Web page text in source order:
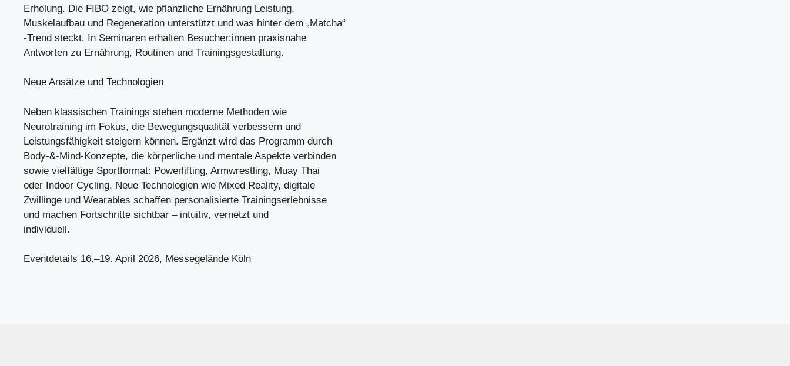
Erholung. Die FIBO zeigt, wie pflanzliche Ernährung Leistung,
Muskelaufbau und Regeneration unterstützt und was hinter dem „Matcha“
-Trend steckt. In Seminaren erhalten Besucher:innen praxisnahe
Antworten zu Ernährung, Routinen und Trainingsgestaltung.
Neue Ansätze und Technologien
Neben klassischen Trainings stehen moderne Methoden wie
Neurotraining im Fokus, die Bewegungsqualität verbessern und
Leistungsfähigkeit steigern können. Ergänzt wird das Programm durch
Body-&-Mind-Konzepte, die körperliche und mentale Aspekte verbinden
sowie vielfältige Sportformat: Powerlifting, Armwrestling, Muay Thai
oder Indoor Cycling. Neue Technologien wie Mixed Reality, digitale
Zwillinge und Wearables schaffen personalisierte Trainingserlebnisse
und machen Fortschritte sichtbar – intuitiv, vernetzt und
individuell.
Eventdetails 16.–19. April 2026, Messegelände Köln